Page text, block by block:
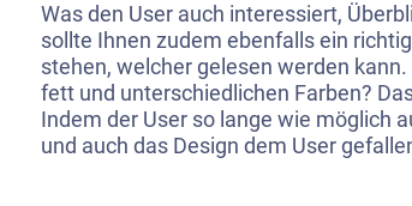
Was den User auch interessiert,
sollte Ihnen zudem ebenfalls ein
stehen, welcher gelesen werden
fett und unterschiedlichen Farben?
Indem der User so lange wie möglich
und auch das Design dem User